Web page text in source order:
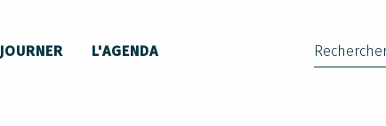
Recherche
L'AGENDA